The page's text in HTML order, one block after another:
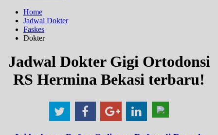
Home
Jadwal Dokter
Faskes
Dokter
Jadwal Dokter Gigi Ortodonsi
RS Hermina Bekasi terbaru!